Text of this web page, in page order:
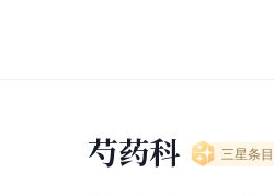
芍药科 三星条目